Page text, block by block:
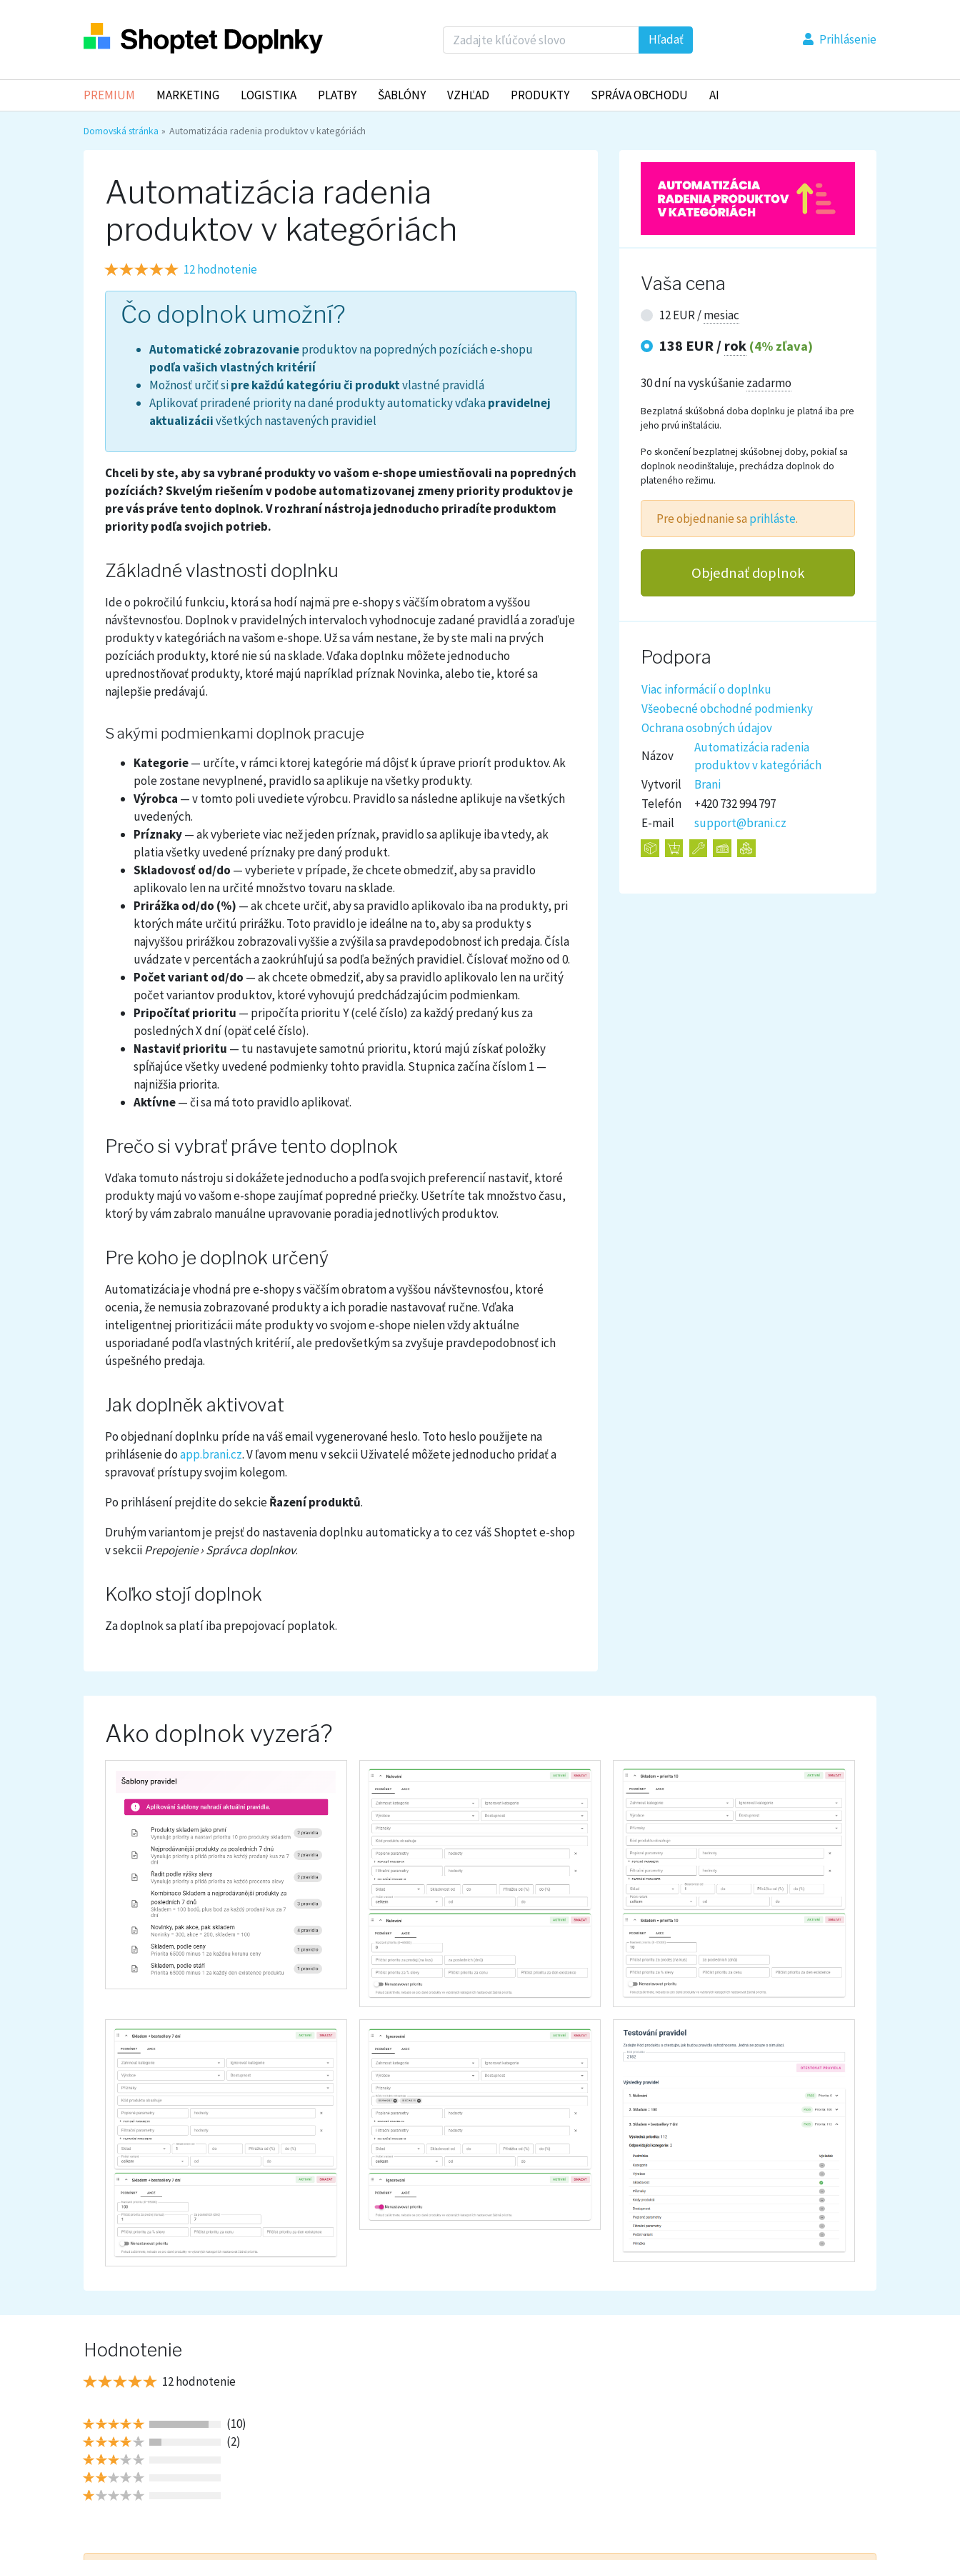
Hľadať Prihlásenie
PREMIUM MARKETING LOGISTIKA PLATBY ŠABLÓNY VZHĽAD PRODUKTY SPRÁVA OBCHODU AI
Domovská stránka Automatizácia radenia produktov v kategóriách
Automatizácia radenia
produktov v kategóriách
12 hodnotenie
Čo doplnok umožní?
Automatické zobrazovanieproduktov na popredných pozíciách e-shopu
podľa vašich vlastných kritérií
Možnosť určiť sipre každú kategóriu či produktvlastné pravidlá
Aplikovať priradené priority na dané produkty automaticky vďakapravidelnej
aktualizáciivšetkých nastavených pravidiel
Chceli by ste, aby sa vybrané produkty vo vašom e-shope umiestňovali na popredných
pozíciách? Skvelým riešením v podobe automatizovanej zmeny priority produktov je
pre vás práve tento doplnok. V rozhraní nástroja jednoducho priradíte produktom
priority podľa svojich potrieb.
Základné vlastnosti doplnku
Ide o pokročilú funkciu, ktorá sa hodí najmä pre e-shopy s väčším obratom a vyššou
návštevnosťou. Doplnok v pravidelných intervaloch vyhodnocuje zadané pravidlá a zoraďuje
produkty v kategóriách na vašom e-shope. Už sa vám nestane, že by ste mali na prvých
pozíciách produkty, ktoré nie sú na sklade. Vďaka doplnku môžete jednoducho
uprednostňovať produkty, ktoré majú napríklad príznak Novinka, alebo tie, ktoré sa
najlepšie predávajú.
S akými podmienkami doplnok pracuje
Kategorie— určíte, v rámci ktorej kategórie má dôjsť k úprave priorít produktov. Ak
pole zostane nevyplnené, pravidlo sa aplikuje na všetky produkty.
Výrobca — v tomto poli uvediete výrobcu. Pravidlo sa následne aplikuje na všetkých
uvedených.
Príznaky— ak vyberiete viac než jeden príznak, pravidlo sa aplikuje iba vtedy, ak
platia všetky uvedené príznaky pre daný produkt.
Skladovosť od/do — vyberiete v prípade, že chcete obmedziť, aby sa pravidlo
aplikovalo len na určité množstvo tovaru na sklade.
Prirážka od/do (%) — ak chcete určiť, aby sa pravidlo aplikovalo iba na produkty, pri
ktorých máte určitú prirážku. Toto pravidlo je ideálne na to, aby sa produkty s
najvyššou prirážkou zobrazovali vyššie a zvýšila sa pravdepodobnosť ich predaja. Čísla
uvádzate v percentách a zaokrúhľujú sa podľa bežných pravidiel. Číslovať možno od 0.
Počet variant od/do — ak chcete obmedziť, aby sa pravidlo aplikovalo len na určitý
počet variantov produktov, ktoré vyhovujú predchádzajúcim podmienkam.
Pripočítať prioritu — pripočíta prioritu Y (celé číslo) za každý predaný kus za
posledných X dní (opäť celé číslo).
Nastaviť prioritu — tu nastavujete samotnú prioritu, ktorú majú získať položky
spĺňajúce všetky uvedené podmienky tohto pravidla. Stupnica začína číslom 1 —
najnižšia priorita.
Aktívne— či sa má toto pravidlo aplikovať.
Prečo si vybrať práve tento doplnok
Vďaka tomuto nástroju si dokážete jednoducho a podľa svojich preferencií nastaviť, ktoré
produkty majú vo vašom e-shope zaujímať popredné priečky. Ušetríte tak množstvo času,
ktorý by vám zabralo manuálne upravovanie poradia jednotlivých produktov.
Pre koho je doplnok určený
Automatizácia je vhodná pre e-shopy s väčším obratom a vyššou návštevnosťou, ktoré
ocenia, že nemusia zobrazované produkty a ich poradie nastavovať ručne. Vďaka
inteligentnej prioritizácii máte produkty vo svojom e-shope nielen vždy aktuálne
usporiadané podľa vlastných kritérií, ale predovšetkým sa zvyšuje pravdepodobnosť ich
úspešného predaja.
Jak doplněk aktivovat
Po objednaní doplnku príde na váš email vygenerované heslo. Toto heslo použijete na
prihlásenie doapp.brani.cz. V ľavom menu v sekcii Uživatelé môžete jednoducho pridať a
spravovať prístupy svojim kolegom.
Po prihlásení prejdite do sekcieŘazení produktů.
Druhým variantom je prejsť do nastavenia doplnku automaticky a to cez váš Shoptet e-shop
v sekciiPrepojenie › Správca doplnkov.
Koľko stojí doplnok
Za doplnok sa platí iba prepojovací poplatok.
Vaša cena
12 EUR /mesiac
138 EUR /rok(4% zľava)
30 dní na vyskúšaniezadarmo
Bezplatná skúšobná doba doplnku je platná iba pre
jeho prvú inštaláciu.
Po skončení bezplatnej skúšobnej doby, pokiaľ sa
doplnok neodinštaluje, prechádza doplnok do
plateného režimu.
Pre objednanie sa prihláste.
Objednať doplnok
Podpora
Viac informácií o doplnku
Všeobecné obchodné podmienky
Ochrana osobných údajov
Názov
Automatizácia radenia
produktov v kategóriách
Vytvoril
Brani
Telefón
+420 732 994 797
E-mail
support@brani.cz
Ako doplnok vyzerá?
Hodnotenie
12 hodnotenie
(10)
(2)